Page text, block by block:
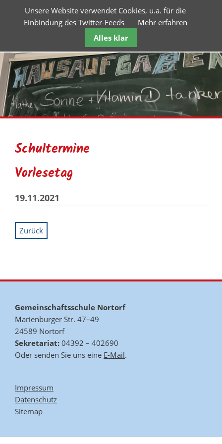
Schultermine
Vorlesetag
19.11.2021
Zurück
Gemeinschaftsschule Nortorf
Marienburger Str. 47–49
24589 Nortorf
Sekretariat: 04392 – 402690
Oder senden Sie uns eine E-Mail.
Impressum
Datenschutz
Sitemap
Unsere Website verwendet Cookies, u.a. für die
Einbindung des Twitter-Feeds
Mehr erfahren
Alles klar